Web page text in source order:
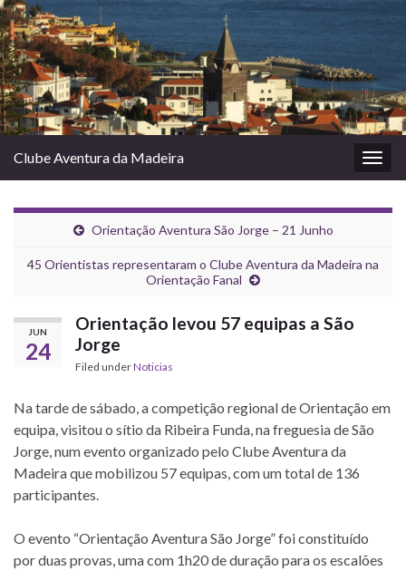
Clube Aventura da Madeira
Orientação Aventura São Jorge – 21 Junho
45 Orientistas representaram o Clube Aventura da Madeira na
Orientação Fanal
JUN
24
Orientação levou 57 equipas a São
Jorge
Filed underNoticias
Na tarde de sábado, a competição regional de Orientação em
equipa, visitou o sítio da Ribeira Funda, na freguesia de São
Jorge, num evento organizado pelo Clube Aventura da
Madeira que mobilizou 57 equipas, com um total de 136
participantes.
O evento “Orientação Aventura São Jorge” foi constituído
por duas provas, uma com 1h20 de duração para os escalões